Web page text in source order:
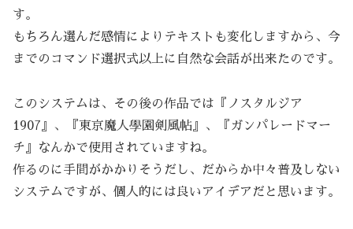
す。
もちろん選んだ感情によりテキストも変化しますから、今
までのコマンド選択式以上に自然な会話が出来たのです。
このシステムは、その後の作品では『ノスタルジア
1907』、『東京魔人學園剣風帖』、『ガンパレードマー
チ』なんかで使用されていますね。
作るのに手間がかかりそうだし、だからか中々普及しない
システムですが、個人的には良いアイデアだと思います。